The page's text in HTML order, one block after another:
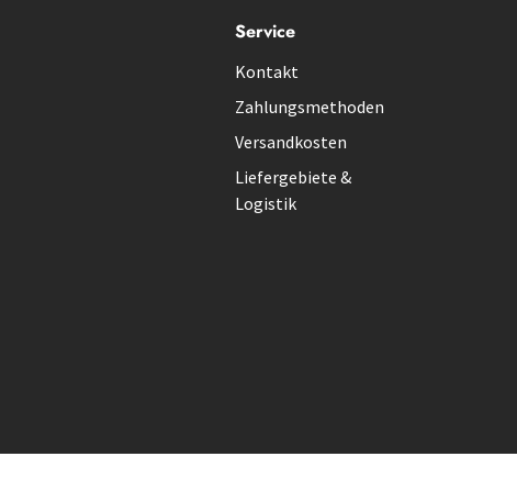
Service
Kontakt
Zahlungsmethoden
Versandkosten
Liefergebiete &
Logistik